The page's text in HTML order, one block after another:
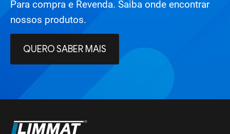
Para compra e Revenda. Saiba onde encontrar
nossos produtos.
QUERO SABER MAIS